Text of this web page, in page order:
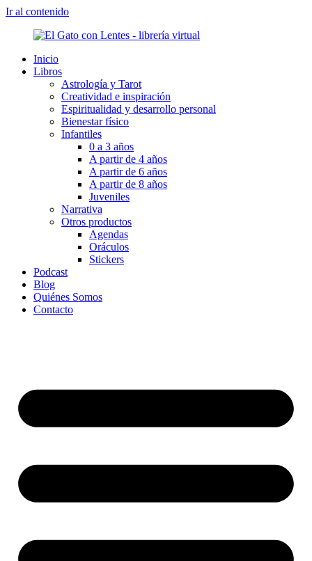
Ir al contenido
Inicio
Libros
Astrología y Tarot
Creatividad e inspiración
Espiritualidad y desarrollo personal
Bienestar físico
Infantiles
0 a 3 años
A partir de 4 años
A partir de 6 años
A partir de 8 años
Juveniles
Narrativa
Otros productos
Agendas
Oráculos
Stickers
Podcast
Blog
Quiénes Somos
Contacto